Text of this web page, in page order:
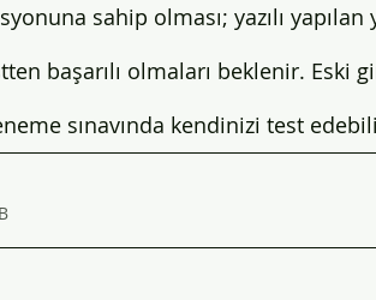
sahip olması; yazılı yapılan
başarılı olmaları beklenir. Eski
sınavında kendinizi test